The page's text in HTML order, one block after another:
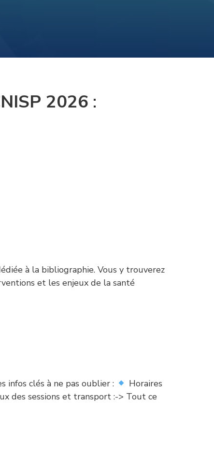
2026 :
à la bibliographie. Vous y trouverez
et les enjeux de la santé
infos clés à ne pas oublier :
Horaires
des sessions et transport :-> Tout ce